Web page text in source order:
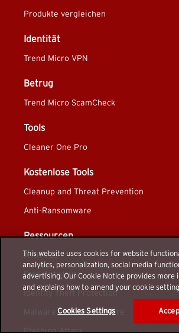
Produkte vergleichen
Identität
Trend Micro VPN
Betrug
Trend Micro ScamCheck
Tools
Cleaner One Pro
Kostenlose Tools
Cleanup and Threat Prevention
Anti-Ransomware
Ressourcen
Antivirus
Free Antivirus
Identity Theft Protection
Malware and Ransomware
Phishing Attack
This website uses cookies for website
analytics, personalization, social media
advertising. Our Cookie Notice provides more
and explains how to amend your cookie
Cookies Settings